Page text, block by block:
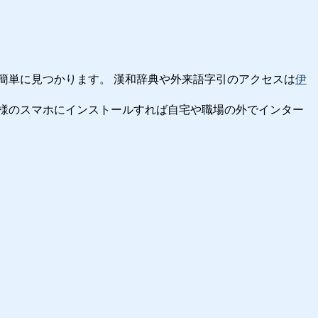
に見つかります。 漢和辞典や外来語字引のアクセスは伊
のスマホにインストールすれば自宅や職場の外でインター